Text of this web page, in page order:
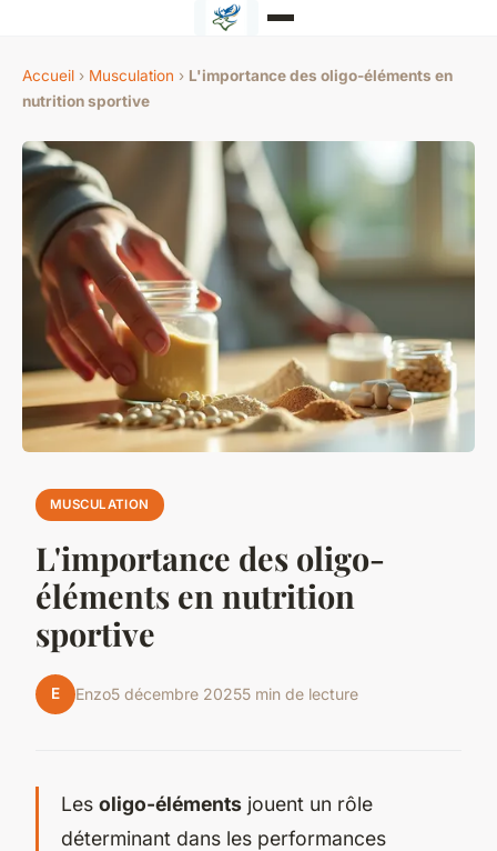
Accueil › Musculation › L'importance des oligo-éléments en
nutrition sportive
MUSCULATION
L'importance des oligo-
éléments en nutrition
sportive
E Enzo5 décembre 20255 min de lecture
Les oligo-éléments jouent un rôle
déterminant dans les performances